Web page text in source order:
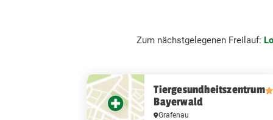
Zum nächstgelegenen Freilauf:
Tiergesundheitszentrum
Bayerwald
Grafenau